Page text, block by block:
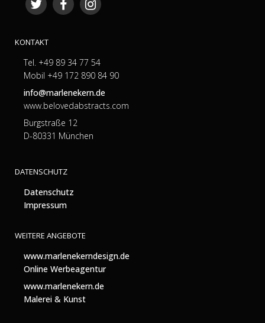
KONTAKT
Tel. +49 89 34 77 54
Mobil +49 172 890 84 90
info@marlenekern.de
www.belovedabstracts.com
Burgstraße 12
D-80331 München
DATENSCHUTZ
Datenschutz
Impressum
WEITERE ANGEBOTE
www.marlenekerndesign.de
Online Werbeagentur
www.marlenekern.de
Malerei & Kunst